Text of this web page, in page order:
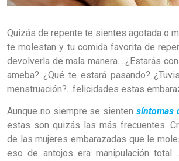
Quizás de repente te sientes agotada o
te molestan y tu comida favorita de
devolverla de mala manera….¿Estarás
ameba? ¿Qué te estará pasando?
menstruación?…felicidades estas
Aunque no siempre se sienten síntomas
estas son quizás las más frecuentes.
de las mujeres embarazadas que le
eso de antojos era manipulación